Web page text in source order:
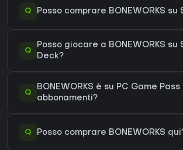
Q Posso comprare BONEWORKS su
Q
Posso giocare a BONEWORKS su
Deck?
Q
BONEWORKS è su PC Game Pass
abbonamenti?
Q Posso comprare BONEWORKS